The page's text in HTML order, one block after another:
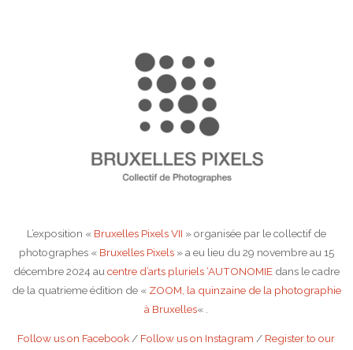
L’exposition « Bruxelles Pixels VII » organisée par le collectif de
photographes « Bruxelles Pixels» a eu lieu du 29 novembre au 15
décembre 2024 au centre d’arts pluriels ‘AUTONOMIEdans le cadre
de la quatrieme édition de « ZOOM, la quinzaine de la photographie
à Bruxelles« .
Follow us on Facebook/ Follow us on Instagram / Register to our